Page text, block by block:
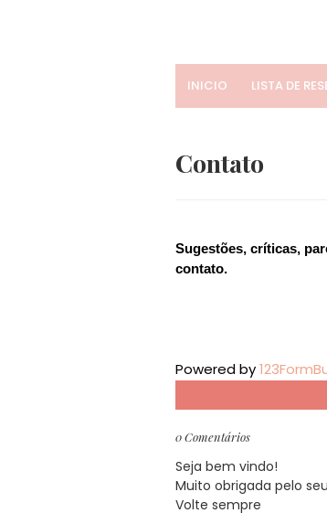
INICIO LISTA DE
Contato
Sugestões, críticas,
contato.
Powered by
0 Comentários
Seja bem vindo!
Muito obrigada pelo
Volte sempre